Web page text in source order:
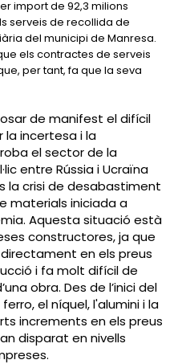
import de 92,3 milions
serveis de recollida de
del municipi de Manresa.
els contractes de serveis
per tant, fa que la seva
de manifest el difícil
incertesa i la
el sector de la
entre Rússia i Ucraïna
la crisi de desabastiment
materials iniciada a
Aquesta situació està
constructores, ja que
en els preus
i fa molt difícil de
obra. Des de l’inici del
el níquel, l'alumini i la
increments en els preus
disparat en nivells